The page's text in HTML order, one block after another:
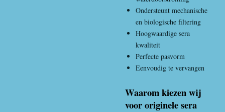
Ondersteunt mechanische
en biologische filtering
Hoogwaardige sera
kwaliteit
Perfecte pasvorm
Eenvoudig te vervangen
Waarom kiezen wij
voor originele sera